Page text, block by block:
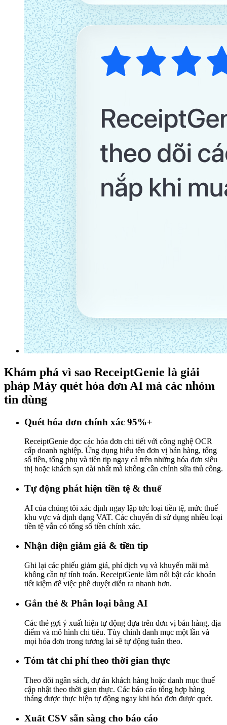
Khám phá vì sao ReceiptGenie là giải
pháp Máy quét hóa đơn AI mà các nhóm
tin dùng
Quét hóa đơn chính xác 95%+
ReceiptGenie đọc các hóa đơn chi tiết với công nghệ OCR
cấp doanh nghiệp. Ứng dụng hiểu tên đơn vị bán hàng, tổng
số tiền, tổng phụ và tiền tip ngay cả trên những hóa đơn siêu
thị hoặc khách sạn dài nhất mà không cần chỉnh sửa thủ công.
Tự động phát hiện tiền tệ & thuế
AI của chúng tôi xác định ngay lập tức loại tiền tệ, mức thuế
khu vực và định dạng VAT. Các chuyến đi sử dụng nhiều loại
tiền tệ vẫn có tổng số tiền chính xác.
Nhận diện giảm giá & tiền tip
Ghi lại các phiếu giảm giá, phí dịch vụ và khuyến mãi mà
không cần tự tính toán. ReceiptGenie làm nổi bật các khoản
tiết kiệm để việc phê duyệt diễn ra nhanh hơn.
Gắn thẻ & Phân loại bằng AI
Các thẻ gợi ý xuất hiện tự động dựa trên đơn vị bán hàng, địa
điểm và mô hình chi tiêu. Tùy chỉnh danh mục một lần và
mọi hóa đơn trong tương lai sẽ tự động tuân theo.
Tóm tắt chi phí theo thời gian thực
Theo dõi ngân sách, dự án khách hàng hoặc danh mục thuế
cập nhật theo thời gian thực. Các báo cáo tổng hợp hàng
tháng được thực hiện tự động ngay khi hóa đơn được quét.
Xuất CSV sẵn sàng cho báo cáo